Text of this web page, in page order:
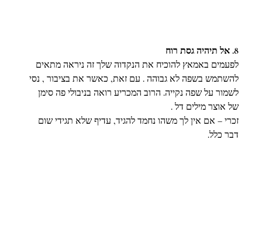
8. אל תיהיה גסת רוח
לפעמים באמאץ להוכיח את הנקדוה שלך זה ניראה מתאים
להשתמש בשפה לא גבוהה . עם זאת, כאשר את בציבור , נסי
לשמור על שפה נקייה. הרוב המכריע רואה בניבולי פה סימן
של אוצר מילים דל .
זכרי – אם אין לך משהו נחמד להגיד, עדיף שלא תגידי שום
דבר כלל.